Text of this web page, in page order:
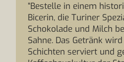
“Bestelle in einem
Bicerin, die Turiner
Schokolade und Milch
Sahne. Das Getränk
Schichten serviert und